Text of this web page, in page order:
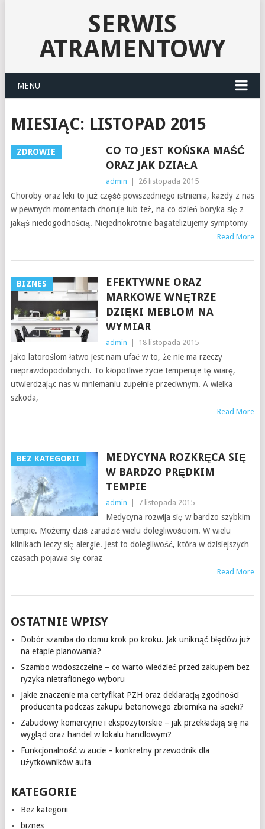
SERWIS
ATRAMENTOWY
MENU
MIESIĄC: LISTOPAD 2015
ZDROWIE
CO TO JEST KOŃSKA MAŚĆ
ORAZ JAK DZIAŁA
admin 26 listopada 2015
Choroby oraz leki to już część powszedniego istnienia, każdy z nas
w pewnych momentach choruje lub też, na co dzień boryka się z
jakąś niedogodnością. Niejednokrotnie bagatelizujemy symptomy
Read More
BIZNES
EFEKTYWNE ORAZ
MARKOWE WNĘTRZE
DZIĘKI MEBLOM NA
WYMIAR
admin 18 listopada 2015
Jako latoroślom łatwo jest nam ufać w to, że nie ma rzeczy
nieprawdopodobnych. To kłopotliwe życie temperuje tę wiarę,
utwierdzając nas w mniemaniu zupełnie przeciwnym. A wielka
szkoda,
Read More
BEZ KATEGORII
MEDYCYNA ROZKRĘCA SIĘ
W BARDZO PRĘDKIM
TEMPIE
admin 7 listopada 2015
Medycyna rozwija się w bardzo szybkim
tempie. Możemy dziś zaradzić wielu dolegliwościom. W wielu
klinikach leczy się alergie. Jest to dolegliwość, która w dzisiejszych
czasach pojawia się coraz
Read More
OSTATNIE WPISY
Dobór szamba do domu krok po kroku. Jak uniknąć błędów już
na etapie planowania?
Szambo wodoszczelne – co warto wiedzieć przed zakupem bez
ryzyka nietrafionego wyboru
Jakie znaczenie ma certyfikat PZH oraz deklaracją zgodności
producenta podczas zakupu betonowego zbiornika na ścieki?
Zabudowy komercyjne i ekspozytorskie – jak przekładają się na
wygląd oraz handel w lokalu handlowym?
Funkcjonalność w aucie – konkretny przewodnik dla
użytkowników auta
KATEGORIE
Bez kategorii
biznes